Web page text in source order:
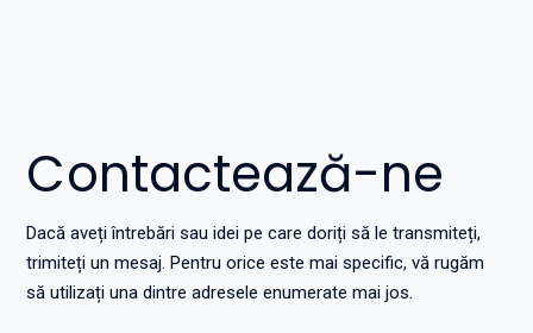
Contactează-ne
Dacă aveți întrebări sau idei pe care doriți să le transmiteți,
trimiteți un mesaj. Pentru orice este mai specific, vă rugăm
să utilizați una dintre adresele enumerate mai jos.